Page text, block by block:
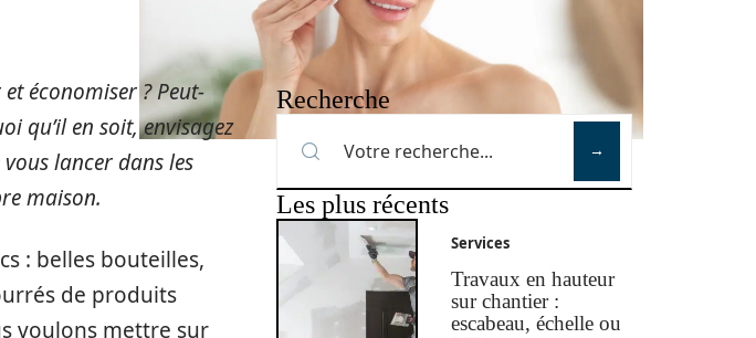
économiser ? Peut-
qu’il en soit, envisagez
lancer dans les
maison.
: belles bouteilles,
de produits
voulons mettre sur
Recherche
Les plus récents
Services
Travaux en hauteur
sur chantier :
escabeau, échelle ou